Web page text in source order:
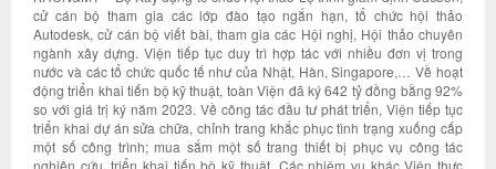
cử cán bộ tham gia các lớp đào tạo ngắn hạn, tổ chức hội thảo
Autodesk, cử cán bộ viết bài, tham gia các Hội nghị, Hội thảo chuyên
ngành xây dựng. Viện tiếp tục duy trì hợp tác với nhiều đơn vị trong
nước và các tổ chức quốc tế như của Nhật, Hàn, Singapore,… Về hoạt
động triển khai tiến bộ kỹ thuật, toàn Viện đã ký 642 tỷ đồng bằng 92%
so với giá trị ký năm 2023. Về công tác đầu tư phát triển, Viện tiếp tục
triển khai dự án sửa chữa, chỉnh trang khắc phục tình trạng xuống cấp
một số công trình; mua sắm một số trang thiết bị phục vụ công tác